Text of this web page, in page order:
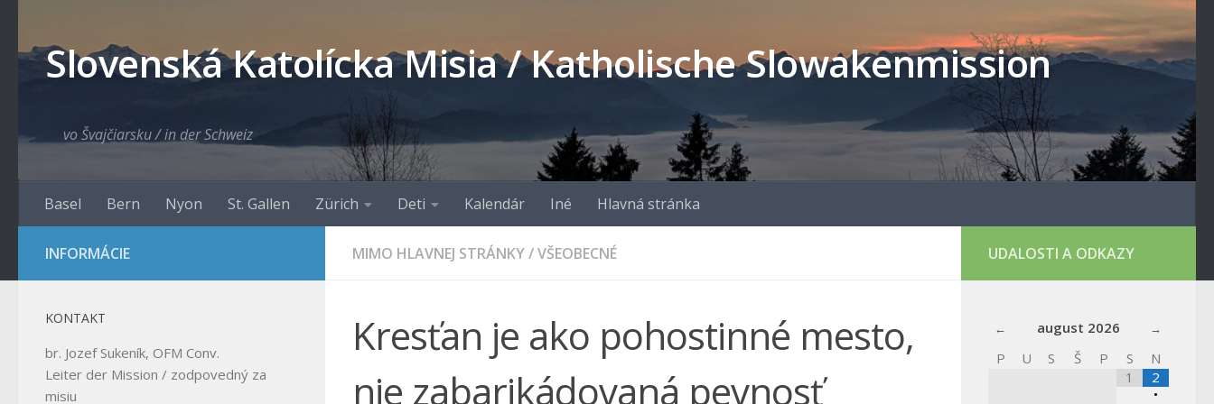
Slovenská Katolícka Misia / Katholische Slowakenmission
vo Švajčiarsku / in der Schweiz
Basel Bern Nyon St. Gallen Zürich Deti Kalendár Iné Hlavná stránka
MIMO HLAVNEJ STRÁNKY/VŠEOBECNÉ
Kresťan je ako pohostinné mesto,
nie zabarikádovaná pevnosť
INFORMÁCIE
KONTAKT
br. Jozef Sukeník, OFM Conv.
Leiter der Mission / zodpovedný za
misiu
UDALOSTI A ODKAZY
august 2026
P
U S Š P S
N
1
2
•